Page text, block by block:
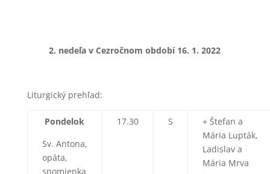
2. nedeľa v Cezročnom období16. 1. 2022
Liturgický prehľad:
Pondelok
Sv. Antona,
opáta,
spomienka
17.30 S
+ Štefan a
Mária Lupták,
Ladislav a
Mária Mrva